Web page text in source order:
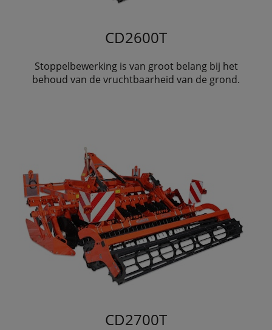
CD2600T
Stoppelbewerking is van groot belang bij het
behoud van de vruchtbaarheid van de grond.
CD2700T